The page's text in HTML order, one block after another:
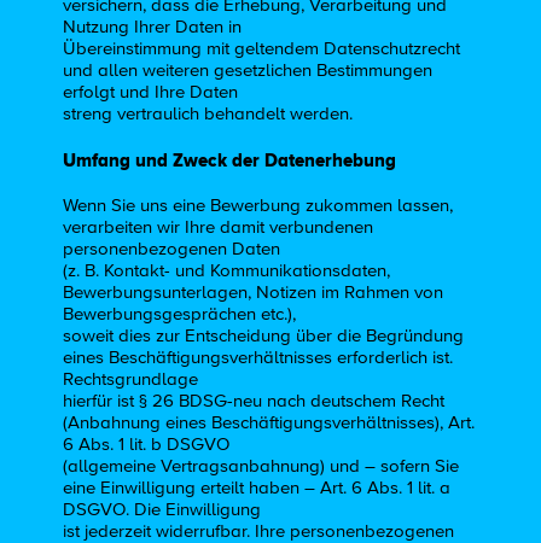
versichern, dass die Erhebung, Verarbeitung und
Nutzung Ihrer Daten in
Übereinstimmung mit geltendem Datenschutzrecht
und allen weiteren gesetzlichen Bestimmungen
erfolgt und Ihre Daten
streng vertraulich behandelt werden.
Umfang und Zweck der Datenerhebung
Wenn Sie uns eine Bewerbung zukommen lassen,
verarbeiten wir Ihre damit verbundenen
personenbezogenen Daten
(z. B. Kontakt- und Kommunikationsdaten,
Bewerbungsunterlagen, Notizen im Rahmen von
Bewerbungsgesprächen etc.),
soweit dies zur Entscheidung über die Begründung
eines Beschäftigungsverhältnisses erforderlich ist.
Rechtsgrundlage
hierfür ist § 26 BDSG-neu nach deutschem Recht
(Anbahnung eines Beschäftigungsverhältnisses), Art.
6 Abs. 1 lit. b DSGVO
(allgemeine Vertragsanbahnung) und – sofern Sie
eine Einwilligung erteilt haben – Art. 6 Abs. 1 lit. a
DSGVO. Die Einwilligung
ist jederzeit widerrufbar. Ihre personenbezogenen